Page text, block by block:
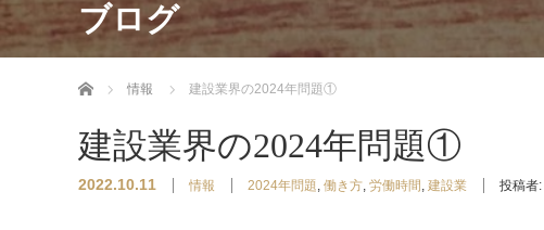
ブログ
ホーム 情報 建設業界の2024年問題①
建設業界の2024年問題①
2022.10.11 情報 2024年問題, 働き方, 労働時間 , 建設業 投稿者: